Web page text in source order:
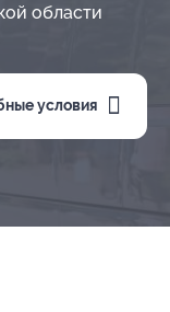
области
условия